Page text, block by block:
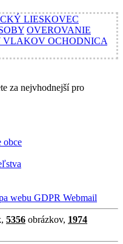
LIESKOVEC
OVEROVANIE
VLAKOV OCHODNICA
za nejvhodnejší pro
obce
webu GDPR Webmail
5356 obrázkov, 1974